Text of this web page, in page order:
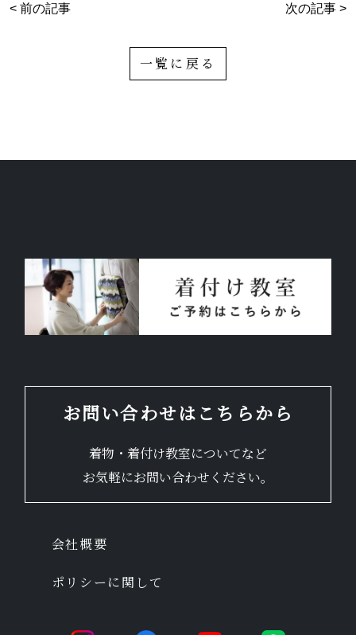
< 前の記事 次の記事 >
一覧に戻る
お問い合わせはこちらから
着物・着付け教室についてなど
お気軽にお問い合わせください。
ポリシーに関して
会社概要